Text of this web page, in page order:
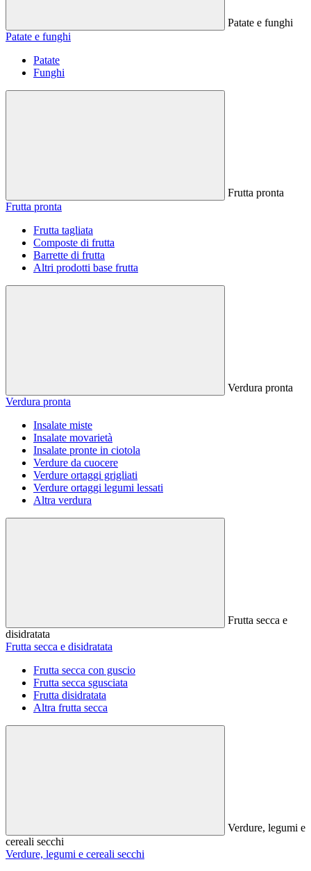
Patate e funghi
Patate e funghi
Patate
Funghi
Frutta pronta
Frutta pronta
Frutta tagliata
Composte di frutta
Barrette di frutta
Altri prodotti base frutta
Verdura pronta
Verdura pronta
Insalate miste
Insalate movarietà
Insalate pronte in ciotola
Verdure da cuocere
Verdure ortaggi grigliati
Verdure ortaggi legumi lessati
Altra verdura
Frutta secca e
disidratata
Frutta secca e disidratata
Frutta secca con guscio
Frutta secca sgusciata
Frutta disidratata
Altra frutta secca
Verdure, legumi e
cereali secchi
Verdure, legumi e cereali secchi